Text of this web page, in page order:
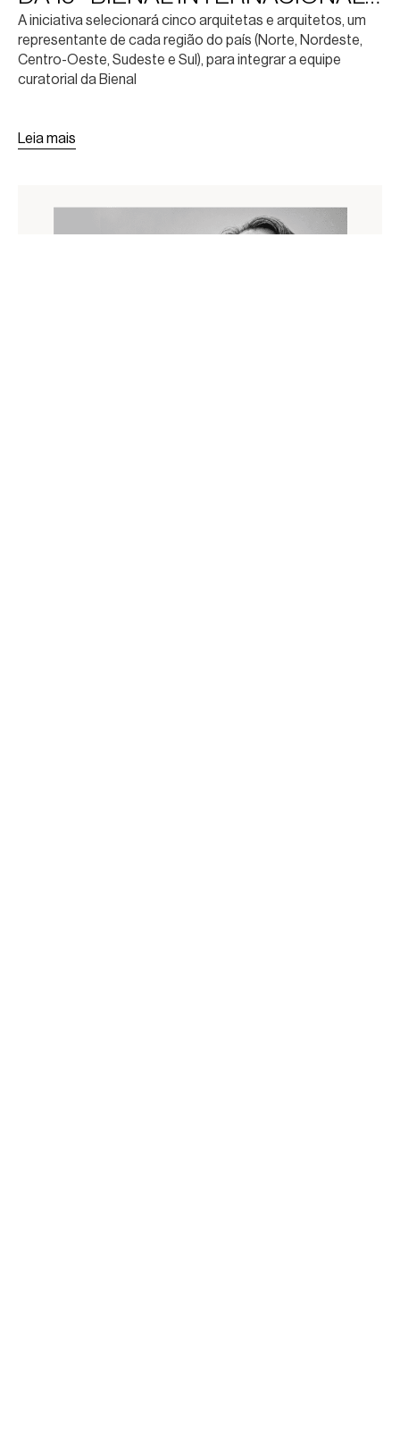
DE ARQUITETURA DE SÃO
PAULO
A iniciativa selecionará cinco arquitetas e arquitetos, um
representante de cada região do país (Norte, Nordeste,
Centro-Oeste, Sudeste e Sul), para integrar a equipe
curatorial da Bienal
Leia mais